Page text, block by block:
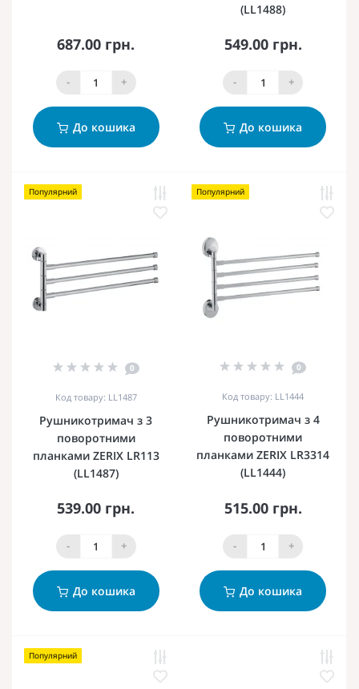
687.00 грн.
- +
До кошика
(LL1488)
549.00 грн.
- +
До кошика
Популярний
0
Код товару: LL1487
Рушникотримач з 3
поворотними
планками ZERIX LR113
(LL1487)
539.00 грн.
- +
До кошика
Популярний
0
Код товару: LL1444
Рушникотримач з 4
поворотними
планками ZERIX LR3314
(LL1444)
515.00 грн.
- +
До кошика
Популярний